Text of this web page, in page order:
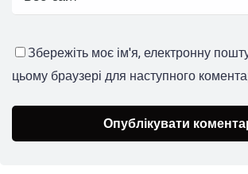
Збережіть моє ім'я, електронну
цьому браузері для наступного